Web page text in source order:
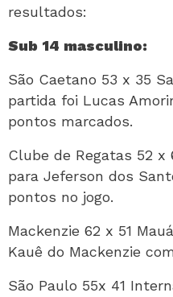
resultados:
Sub 14 masculino:
São Caetano 53 x 35
partida foi Lucas
pontos marcados.
Clube de Regatas 52
para Jeferson dos
pontos no jogo.
Mackenzie 62 x 51
Kauê do Mackenzie
São Paulo 55x 41